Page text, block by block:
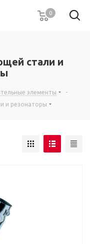
0
стали и
элементы
-
и резонаторы